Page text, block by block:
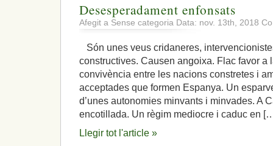
Desesperadament enfonsats
Afegit a Sense categoria Data: nov. 13th, 2018
Són unes veus cridaneres,
constructives. Causen angoixa. Flac favor a
convivència entre les nacions constretes i
acceptades que formen Espanya. Un
d’unes autonomies minvants i minvades. A
encotillada. Un règim mediocre i caduc en
Llegir tot l'article »